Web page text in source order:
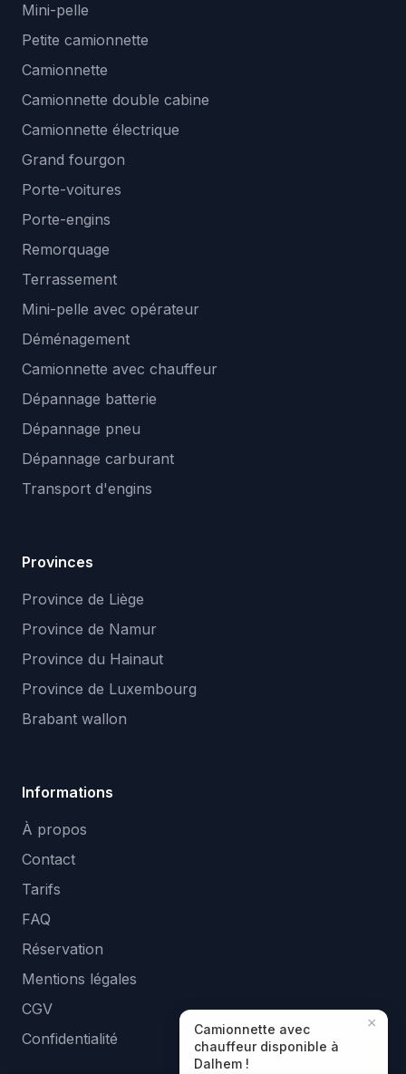
Mini-pelle
Petite camionnette
Camionnette
Camionnette double cabine
Camionnette électrique
Grand fourgon
Porte-voitures
Porte-engins
Remorquage
Terrassement
Mini-pelle avec opérateur
Déménagement
Camionnette avec chauffeur
Dépannage batterie
Dépannage pneu
Dépannage carburant
Transport d'engins
Provinces
Province de Liège
Province de Namur
Province du Hainaut
Province de Luxembourg
Brabant wallon
Informations
À propos
Contact
Tarifs
FAQ
Réservation
Mentions légales
CGV
Confidentialité
×
Camionnette avec
chauffeur disponible à
Dalhem !